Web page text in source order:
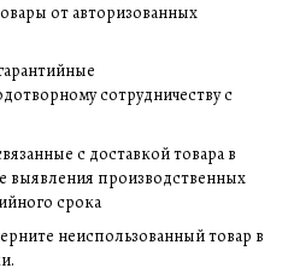
от авторизованных
сотрудничеству с
с доставкой товара в
выявления производственных
срока
неиспользованный товар в